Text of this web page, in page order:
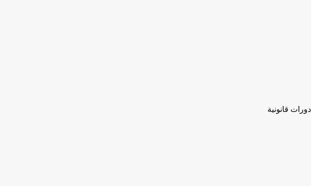
دورات قانونية